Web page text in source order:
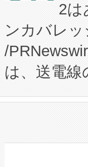
のアクセ
Fully-
プログラム
に関する
構造化ト
上げおよ
設備整備
加組織は
ードする
ーエネル
た。
定、統合
安全性を追
増加して
る電力網
事業者の
2は
ンカバレ
/
は、送電線
や穀物倉庫
リューシ
したAvia
狭視野の